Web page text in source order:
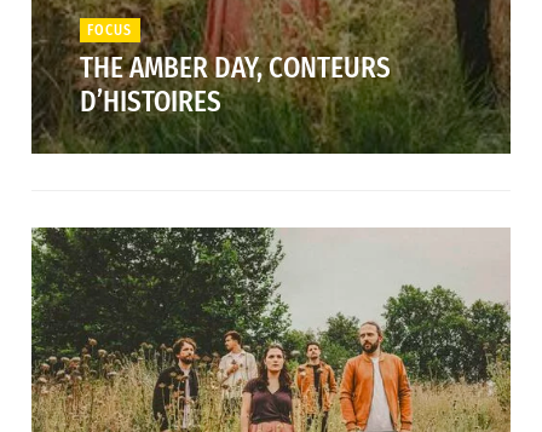
FOCUS
THE AMBER DAY, CONTEURS
D’HISTOIRES